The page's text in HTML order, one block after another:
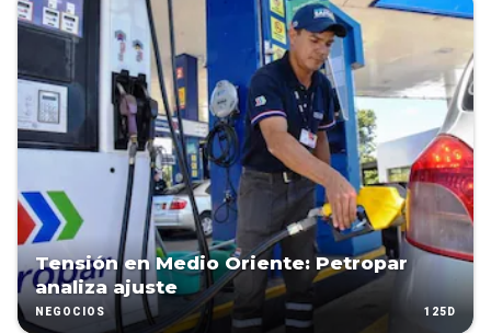
Tensión en Medio Oriente: Petropar
analiza ajuste
NEGOCIOS 125D